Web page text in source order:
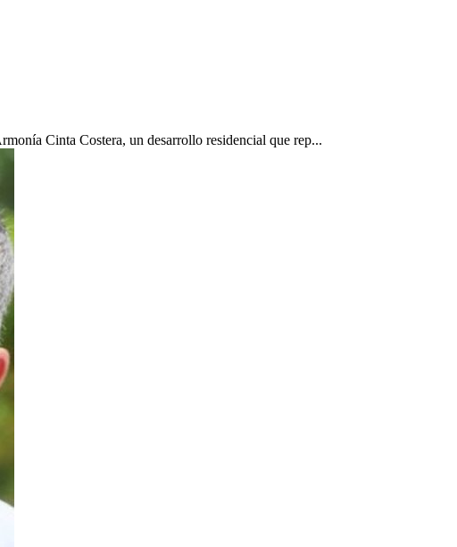
Cinta Costera, un desarrollo residencial que rep...